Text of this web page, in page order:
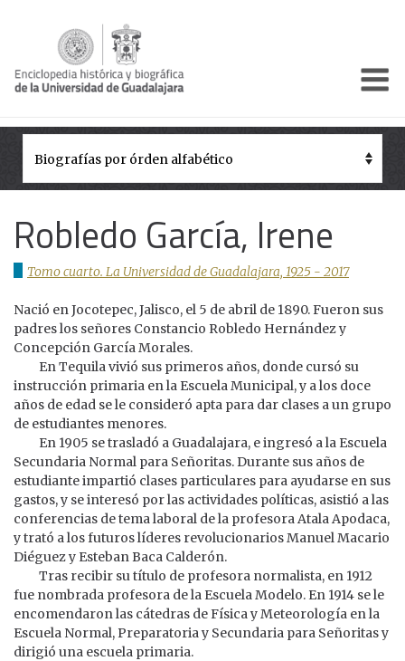
Presentación
Biografías
Galería
Documentos institucionales
Robledo García, Irene
Tomo cuarto. La Universidad de Guadalajara, 1925 - 2017
Nació en Jocotepec, Jalisco, el 5 de abril de 1890. Fueron sus
padres los señores Constancio Robledo Hernández y
Concepción García Morales.
En Tequila vivió sus primeros años, donde cursó su
instrucción primaria en la Escuela Municipal, y a los doce
años de edad se le consideró apta para dar clases a un grupo
de estudiantes menores.
En 1905 se trasladó a Guadalajara, e ingresó a la Escuela
Secundaria Normal para Señoritas. Durante sus años de
estudiante impartió clases particulares para ayudarse en sus
gastos, y se interesó por las actividades políticas, asistió a las
conferencias de tema laboral de la profesora Atala Apodaca,
y trató a los futuros líderes revolucionarios Manuel Macario
Diéguez y Esteban Baca Calderón.
Tras recibir su título de profesora normalista, en 1912
fue nombrada profesora de la Escuela Modelo. En 1914 se le
encomendaron las cátedras de Física y Meteorología en la
Escuela Normal, Preparatoria y Secundaria para Señoritas y
dirigió una escuela primaria.